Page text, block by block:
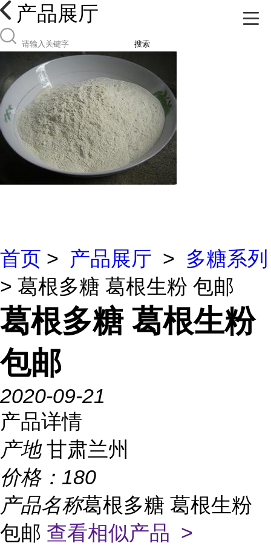
产品展厅
搜索
首页 > 产品展厅 > 多糖系列
> 葛根多糖 葛根生粉 包邮
葛根多糖 葛根生粉
包邮
2020-09-21
产品详情
产地 甘肃兰州
价格： 180
产品名称葛根多糖 葛根生粉
包邮 查看相似产品 >